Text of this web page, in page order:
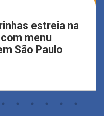
estreia na
menu
São Paulo